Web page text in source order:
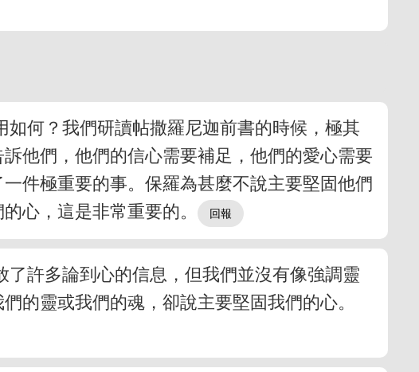
何？我們研讀帖撒羅尼迦前書的時候，極其
他們，他們的信心需要補足，他們的愛心需要
件極重要的事。保羅為甚麼不說主要堅固他們
心，這是非常重要的。
許多論到心的信息，但我們並沒有像強調靈
的靈或我們的魂，卻說主要堅固我們的心。